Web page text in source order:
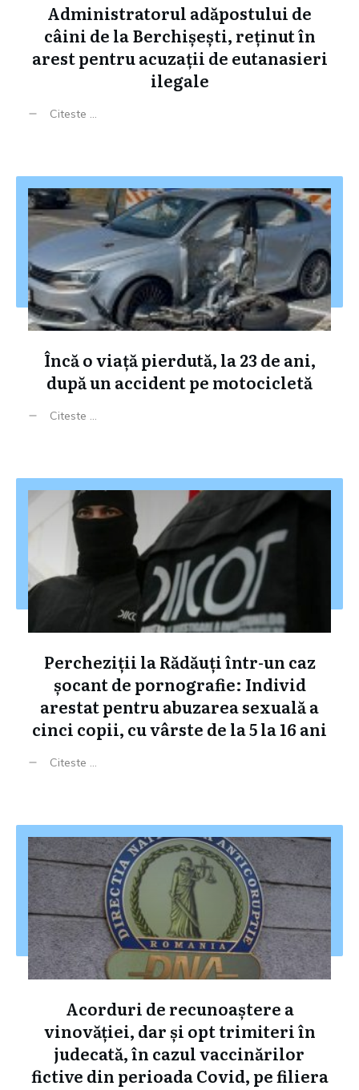
Administratorul adăpostului de
câini de la Berchișești, reținut în
arest pentru acuzații de eutanasieri
ilegale
Citeste ...
Încă o viață pierdută, la 23 de ani,
după un accident pe motocicletă
Citeste ...
Percheziții la Rădăuți într-un caz
șocant de pornografie: Individ
arestat pentru abuzarea sexuală a
cinci copii, cu vârste de la 5 la 16 ani
Citeste ...
Acorduri de recunoaștere a
vinovăției, dar și opt trimiteri în
judecată, în cazul vaccinărilor
fictive din perioada Covid, pe filiera